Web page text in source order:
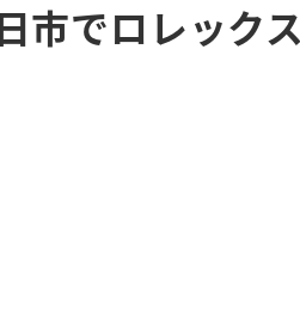
市でロレック